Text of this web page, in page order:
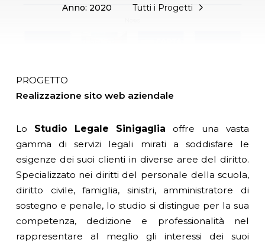
Anno: 2020 Tutti i Progetti
PROGETTO
Realizzazione sito web aziendale
Lo Studio Legale Sinigaglia offre una vasta
gamma di servizi legali mirati a soddisfare le
esigenze dei suoi clienti in diverse aree del diritto.
Specializzato nei diritti del personale della scuola,
diritto civile, famiglia, sinistri, amministratore di
sostegno e penale, lo studio si distingue per la sua
competenza, dedizione e professionalità nel
rappresentare al meglio gli interessi dei suoi